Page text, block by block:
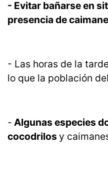
- Evitar bañarse en
presencia de
- Las horas de la
lo que la población
- Algunas especies
cocodrilos y